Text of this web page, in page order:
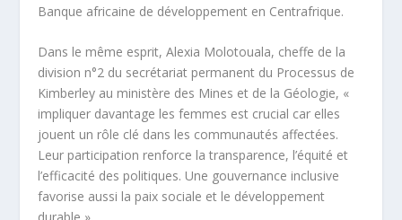
Banque africaine de développement en Centrafrique.
Dans le même esprit, Alexia Molotouala, cheffe de la
division n°2 du secrétariat permanent du Processus de
Kimberley au ministère des Mines et de la Géologie, «
impliquer davantage les femmes est crucial car elles
jouent un rôle clé dans les communautés affectées.
Leur participation renforce la transparence, l’équité et
l’efficacité des politiques. Une gouvernance inclusive
favorise aussi la paix sociale et le développement